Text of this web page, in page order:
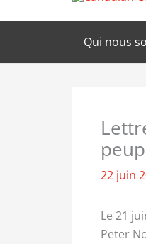
Qui nous
22 juin
Le 21
Peter